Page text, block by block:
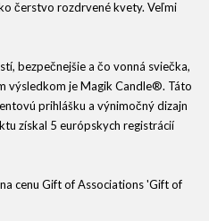
čerstvo rozdrvené kvety. Veľmi
bezpečnejšie a čo vonná sviečka,
výsledkom je Magik Candle®. Táto
prihlášku a výnimočný dizajn
získal 5 európskych registrácií
cenu Gift of Associations 'Gift of